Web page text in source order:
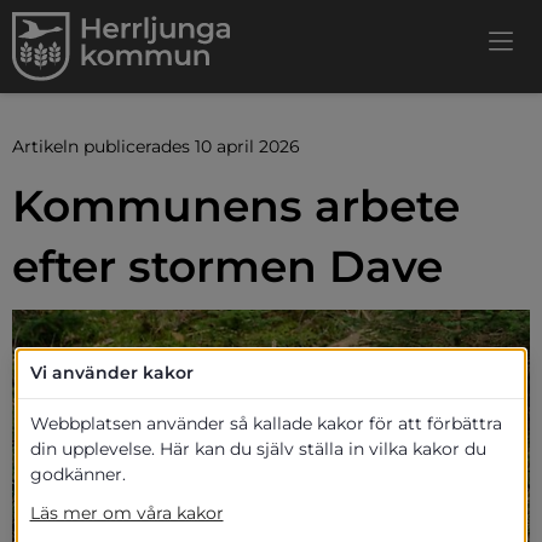
Artikeln publicerades 10 april 2026
Kommunens arbete
efter stormen Dave
Vi använder kakor
Webbplatsen använder så kallade kakor för att förbättra
din upplevelse. Här kan du själv ställa in vilka kakor du
godkänner.
Läs mer om våra kakor